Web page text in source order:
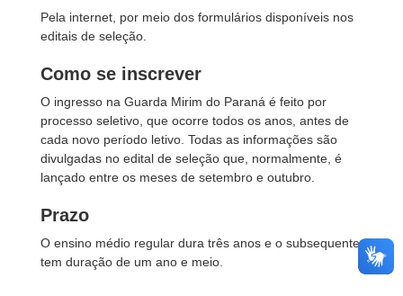
Pela internet, por meio dos formulários disponíveis nos
editais de seleção.
Como se inscrever
O ingresso na Guarda Mirim do Paraná é feito por
processo seletivo, que ocorre todos os anos, antes de
cada novo período letivo. Todas as informações são
divulgadas no edital de seleção que, normalmente, é
lançado entre os meses de setembro e outubro.
Prazo
O ensino médio regular dura três anos e o subsequente
tem duração de um ano e meio.